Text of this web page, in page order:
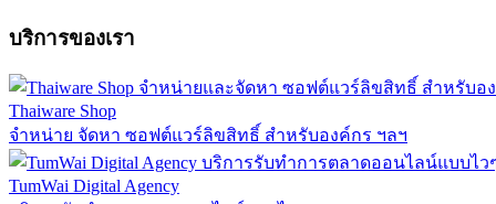
บริการของเรา
Thaiware Shop
จำหน่าย จัดหา ซอฟต์แวร์ลิขสิทธิ์ สำหรับองค์กร ฯลฯ
TumWai Digital Agency